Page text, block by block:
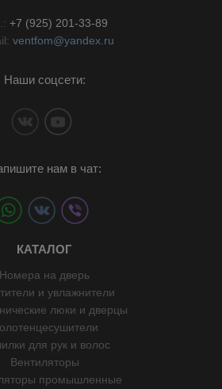
+7 (925) 201-33-89
ventfom@yandex.ru
Наши соцсети:
нам в чат:
КАТАЛОГ
Номера на дверь
и увлажнители
люки и дверцы
для рук и волос
Вентиляторы
промышленные